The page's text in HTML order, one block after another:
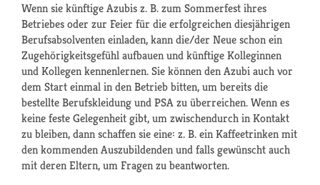
Wenn sie künftige Azubis z. B. zum Sommerfest ihres
Betriebes oder zur Feier für die erfolgreichen diesjährigen
Berufsabsolventen einladen, kann die/der Neue schon ein
Zugehörigkeitsgefühl aufbauen und künftige Kolleginnen
und Kollegen kennenlernen. Sie können den Azubi auch vor
dem Start einmal in den Betrieb bitten, um bereits die
bestellte Berufskleidung und PSA zu überreichen. Wenn es
keine feste Gelegenheit gibt, um zwischendurch in Kontakt
zu bleiben, dann schaffen sie eine: z. B. ein Kaffeetrinken mit
den kommenden Auszubildenden und falls gewünscht auch
mit deren Eltern, um Fragen zu beantworten.